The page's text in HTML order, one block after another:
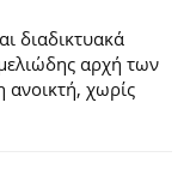
διαδικτυακά
αρχή των
χωρίς